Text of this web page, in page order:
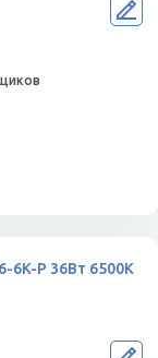
6K-P 36Вт 6500К